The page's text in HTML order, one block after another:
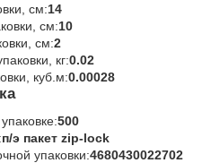
см:14
см:10
см:2
кг:0.02
куб.м:0.00028
500
п/э пакет zip-lock
упаковки:4680430022702